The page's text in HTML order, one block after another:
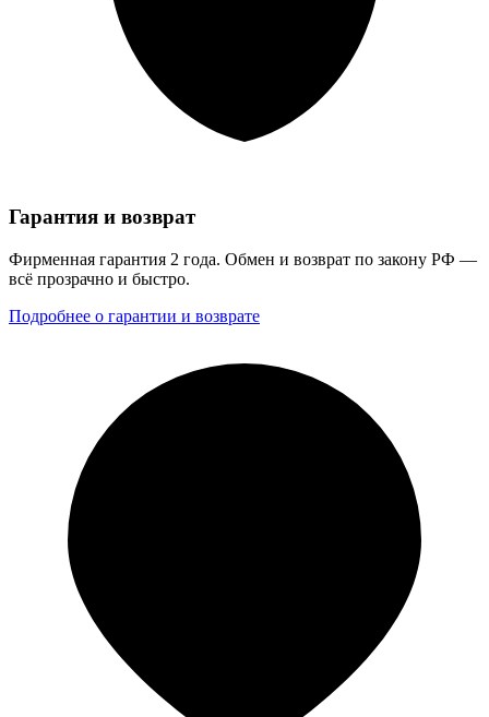
Гарантия и возврат
Фирменная гарантия 2 года. Обмен и возврат по закону РФ —
всё прозрачно и быстро.
Подробнее о гарантии и возврате